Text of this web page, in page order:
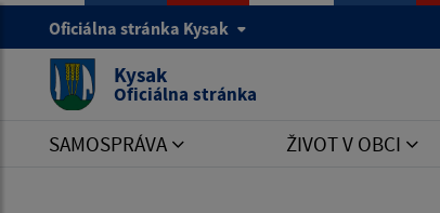
Oficiálna stránka Kysak
Kysak
Oficiálna stránka
SAMOSPRÁVA ŽIVOT V OBCI